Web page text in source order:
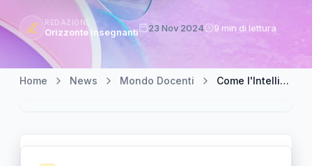
REDAZIONE
Orizzonte Insegnanti 23 Nov 2024 9 min di lettura
Home News Mondo Docenti Come l'Intelligenza Artificiale Sta Trasformando il Ruolo degli Insegnanti